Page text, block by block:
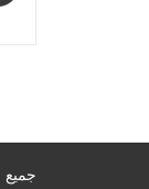
جميع